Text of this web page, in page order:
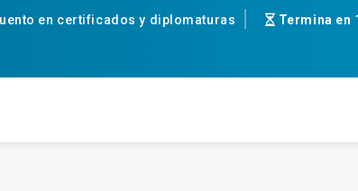
en certificados y diplomaturas Termina en